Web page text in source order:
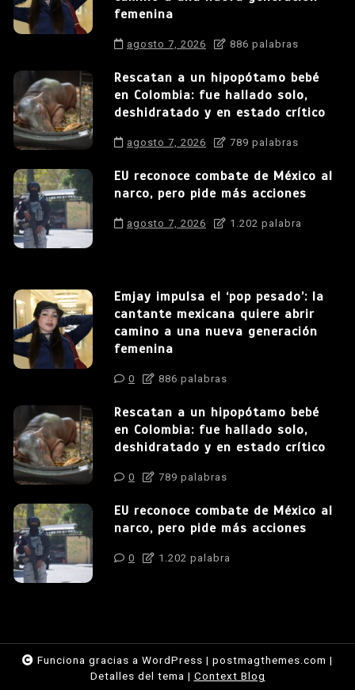
femenina
agosto 7, 2026 886 palabras
Rescatan a un hipopótamo bebé
en Colombia: fue hallado solo,
deshidratado y en estado crítico
agosto 7, 2026 789 palabras
EU reconoce combate de México al
narco, pero pide más acciones
agosto 7, 2026 1.202 palabra
Emjay impulsa el ‘pop pesado’: la
cantante mexicana quiere abrir
camino a una nueva generación
femenina
0 886 palabras
Rescatan a un hipopótamo bebé
en Colombia: fue hallado solo,
deshidratado y en estado crítico
0 789 palabras
EU reconoce combate de México al
narco, pero pide más acciones
0 1.202 palabra
Funciona gracias a WordPress | postmagthemes.com |
Detalles del tema | Context Blog